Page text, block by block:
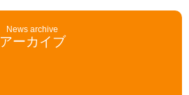
News archive
アーカイブ